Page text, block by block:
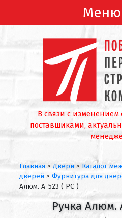
Меню
В связи с изменением
поставщиками,
Главная > Двери > Каталог
дверей > Фурнитура для
Алюм. А-523 ( PC )
Ручка Алюм.